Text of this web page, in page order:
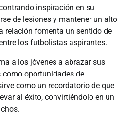
inspiración en su
de lesiones y mantener un alto
relación fomenta un sentido de
los futbolistas aspirantes.
a los jóvenes a abrazar sus
oportunidades de
como un recordatorio de que
al éxito, convirtiéndolo en un